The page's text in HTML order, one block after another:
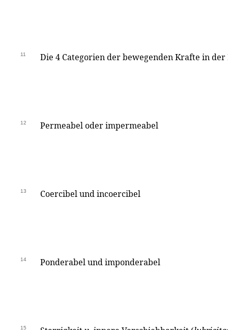
11 Die 4 Categorien der bewegenden Krafte in der
12 Permeabel oder impermeabel
13 Coercibel und incoercibel
14 Ponderabel und imponderabel
15